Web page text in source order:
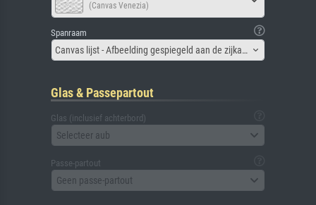
(Canvas Venezia)
Spanraam
Canvas lijst - Afbeelding gespiegeld aan de zijkant
Glas & Passepartout
Glas (inclusief achterbord)
Selecteer aub
Passe-partout
Geen passe-partout